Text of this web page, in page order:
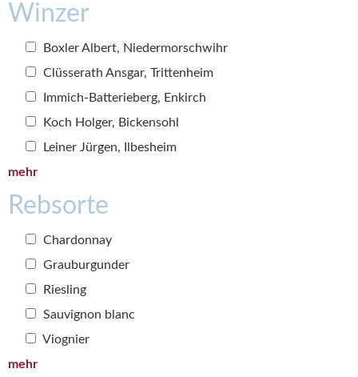
Winzer
Boxler Albert, Niedermorschwihr
Clüsserath Ansgar, Trittenheim
Immich-Batterieberg, Enkirch
Koch Holger, Bickensohl
Leiner Jürgen, Ilbesheim
mehr
Rebsorte
Chardonnay
Grauburgunder
Riesling
Sauvignon blanc
Viognier
mehr